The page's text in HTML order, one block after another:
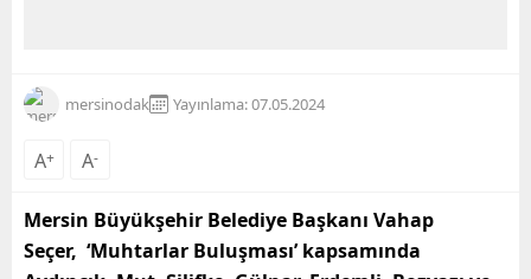
mersinodak Yayınlama: 07.05.2024
A+ A-
Mersin Büyükşehir Belediye Başkanı Vahap
Seçer, ‘Muhtarlar Buluşması’ kapsamında